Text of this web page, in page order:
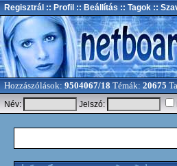
Regisztrál :: Profil :: Beállítás :: Tagok ::
Hozzászólások: 9504067/18 Témák: 20675
Név:
Jelszó: